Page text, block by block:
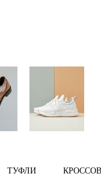
ТУФЛИ